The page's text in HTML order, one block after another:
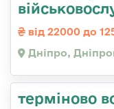
від 22000 до
Дніпро,
терміново